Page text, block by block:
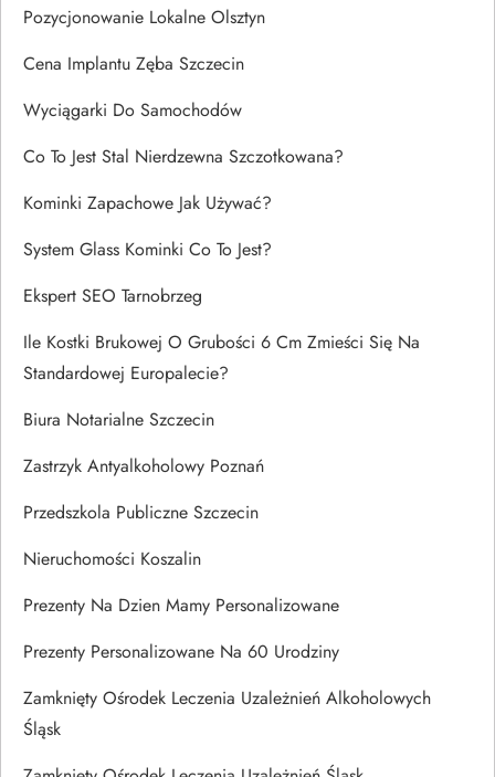
Pozycjonowanie Lokalne Olsztyn
Cena Implantu Zęba Szczecin
Wyciągarki Do Samochodów
Co To Jest Stal Nierdzewna Szczotkowana?
Kominki Zapachowe Jak Używać?
System Glass Kominki Co To Jest?
Ekspert SEO Tarnobrzeg
Ile Kostki Brukowej O Grubości 6 Cm Zmieści Się Na
Standardowej Europalecie?
Biura Notarialne Szczecin
Zastrzyk Antyalkoholowy Poznań
Przedszkola Publiczne Szczecin
Nieruchomości Koszalin
Prezenty Na Dzien Mamy Personalizowane
Prezenty Personalizowane Na 60 Urodziny
Zamknięty Ośrodek Leczenia Uzależnień Alkoholowych
Śląsk